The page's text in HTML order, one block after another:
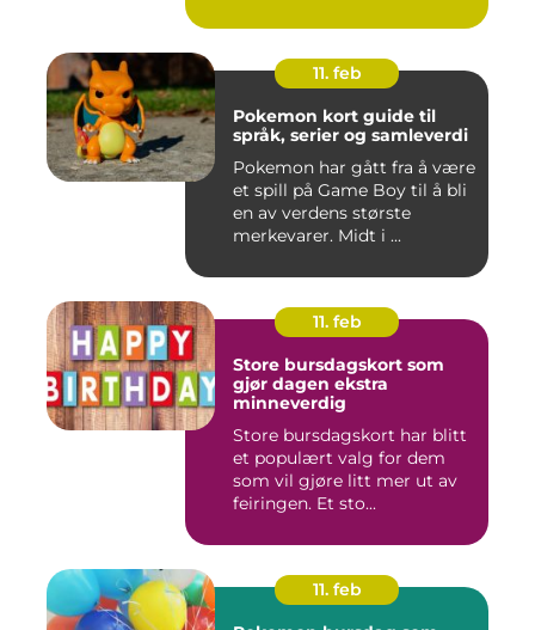
11. feb
Pokemon kort guide til
språk, serier og samleverdi
Pokemon har gått fra å være
et spill på Game Boy til å bli
en av verdens største
merkevarer. Midt i ...
11. feb
Store bursdagskort som
gjør dagen ekstra
minneverdig
Store bursdagskort har blitt
et populært valg for dem
som vil gjøre litt mer ut av
feiringen. Et sto...
11. feb